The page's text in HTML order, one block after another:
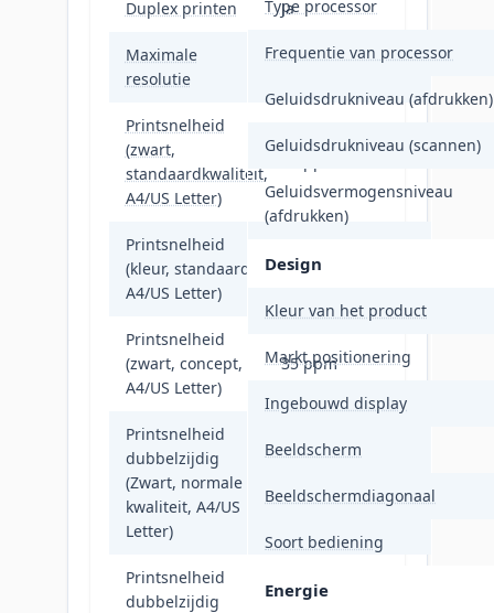
Duplex printen Ja
Maximale
resolutie
600 x 600 DPI
Printsnelheid
(zwart,
standaardkwaliteit,
A4/US Letter)
Printsnelheid
(kleur, standaard,
A4/US Letter)
33 ppm
Printsnelheid
(zwart, concept,
A4/US Letter)
35 ppm
Printsnelheid
dubbelzijdig
(Zwart, normale
kwaliteit, A4/US
Letter)
Printsnelheid
dubbelzijdig
Type processor
Frequentie van processor
Geluidsdrukniveau (afdrukken)
Geluidsdrukniveau (scannen)
Geluidsvermogensniveau
(afdrukken)
Design
Kleur van het product
Markt positionering
Ingebouwd display
Beeldscherm
Beeldschermdiagonaal
Soort bediening
Energie